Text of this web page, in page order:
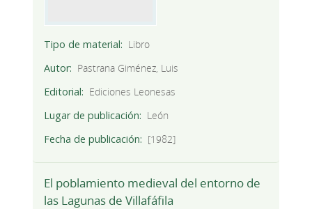
Tipo de material
Libro
Autor
Pastrana Giménez, Luis
Editorial
Ediciones Leonesas
Lugar de publicación
León
Fecha de publicación
[1982]
El poblamiento medieval del entorno de
las Lagunas de Villafáfila